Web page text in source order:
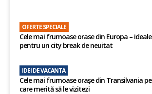
OFERTE SPECIALE
Cele mai frumoase orase din Europa – ideale
pentru un city break de neuitat
IDEI DE VACANTA
Cele mai frumoase orașe din Transilvania pe
care merită să le vizitezi